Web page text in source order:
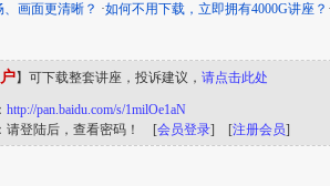
画面更清晰？ ·如何不用下载，立即拥有4000G讲座？
】可下载整套讲座，投诉建议， 请点击此处
http://pan.baidu.com/s/1milOe1aN
请登陆后，查看密码！ [会员登录] [注册会员]